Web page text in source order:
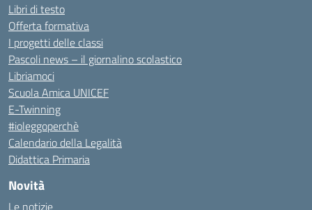
Libri di testo
Offerta formativa
I progetti delle classi
Pascoli news – il giornalino scolastico
Libriamoci
Scuola Amica UNICEF
E-Twinning
#ioleggoperchè
Calendario della Legalità
Didattica Primaria
Novità
Le notizie